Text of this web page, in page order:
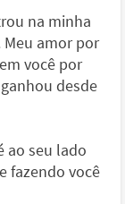
na minha
Meu amor por
você por
desde
ao seu lado
fazendo você